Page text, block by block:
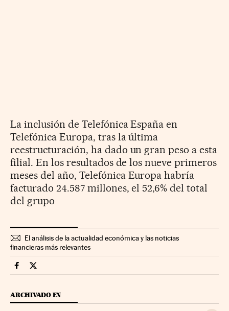
La inclusión de Telefónica España en
Telefónica Europa, tras la última
reestructuración, ha dado un gran peso a esta
filial. En los resultados de los nueve primeros
meses del año, Telefónica Europa habría
facturado 24.587 millones, el 52,6% del total
del grupo
El análisis de la actualidad económica y las noticias
financieras más relevantes
Companias Cinco Días en Facebook
Companias Cinco Días en Twitter
ARCHIVADO EN